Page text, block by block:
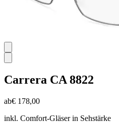
Carrera CA 8822
ab€ 178,00
inkl. Comfort-Gläser in Sehstärke